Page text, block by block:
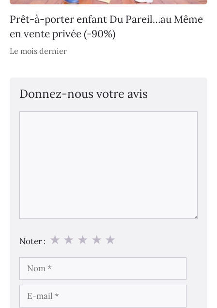
Prêt-à-porter enfant Du Pareil…au Même
en vente privée (-90%)
Le mois dernier
Donnez-nous votre avis
Noter : ★
★
★
★
★
mail